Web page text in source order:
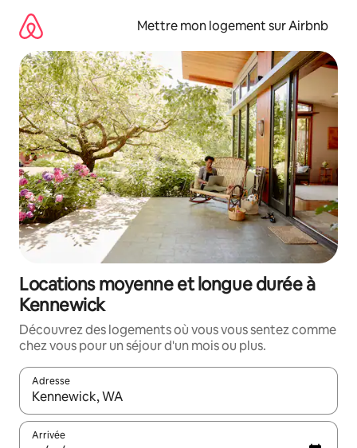
directement
contenu
Mettre mon logement sur Airbnb
Locations moyenne et longue durée à
Kennewick
Découvrez des logements où vous vous sentez comme
chez vous pour un séjour d'un mois ou plus.
Adresse
Lorsque les résultats s'affichent, utilisez les flèches vers le
Arrivée